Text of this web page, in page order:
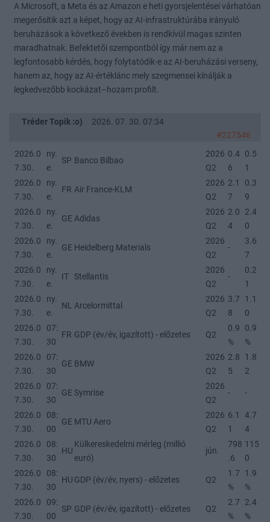
A Microsoft, a Meta és az Amazon e heti gyorsjelentései várhatóan
megerősítik azt a képet, hogy az AI-infrastruktúrába irányuló
beruházások a következő években is rendkívül magas szinten
maradhatnak. Befektetői szempontból így már nem az a
legfontosabb kérdés, hogy folytatódik-e az AI-beruházási verseny,
hanem az, hogy az AI-értéklánc mely szegmensei kínálják a
legkedvezőbb kockázat–hozam profilt.
Tréder Topik :o)
2026. 07. 30. 07:34
#227546
2026.0
7.30.
ny.
e.
SP Banco Bilbao
2026
Q2
0.4
6
0.5
1
2026.0
7.30.
ny.
e.
FR Air France-KLM
2026
Q2
2.1
7
0.3
9
2026.0
7.30.
ny.
e.
GEAdidas
2026
Q2
2.0
4
2.4
0
2026.0
7.30.
ny.
e.
GE Heidelberg Materials
2026
Q2
-
3.6
7
2026.0
7.30.
ny.
e.
IT Stellantis
2026
Q2
-
0.2
1
2026.0
7.30.
ny.
e.
NL Arcelormittal
2026
Q2
3.7
8
1.1
0
2026.0
7.30.
07:
30
FR GDP (év/év, igazított) - előzetes Q2
0.9
%
0.9
%
2026.0
7.30.
07:
30
GE BMW
2026
Q2
2.8
5
1.8
2
2026.0
7.30.
07:
30
GE Symrise
2026
Q2
- -
2026.0
7.30.
08:
00
GE MTU Aero
2026
Q2
6.1
1
4.7
4
2026.0
7.30.
08:
30
HU
Külkereskedelmi mérleg (millió
euró)
jún.
798
.6
115
0
2026.0
7.30.
08:
30
HU GDP (év/év, nyers) - előzetes Q2
1.7
%
1.9
%
2026.0
7.30.
09:
00
SP GDP (év/év, igazított) - előzetes Q2
2.7
%
2.4
%